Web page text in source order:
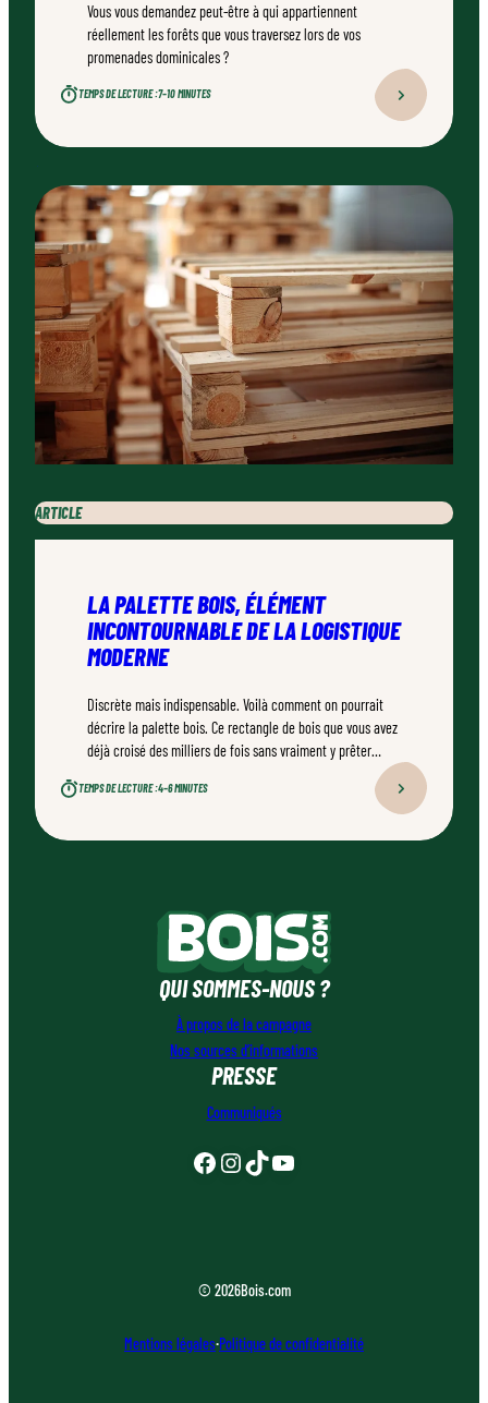
Vous vous demandez peut-être à qui appartiennent
réellement les forêts que vous traversez lors de vos
promenades dominicales ?
TEMPS DE LECTURE :7–10 MINUTES
ARTICLE
LA PALETTE BOIS, ÉLÉMENT
INCONTOURNABLE DE LA LOGISTIQUE
MODERNE
Discrète mais indispensable. Voilà comment on pourrait
décrire la palette bois. Ce rectangle de bois que vous avez
déjà croisé des milliers de fois sans vraiment y prêter
TEMPS DE LECTURE :4–6 MINUTES
QUI SOMMES-NOUS ?
À propos de la campagne
Nos sources d’informations
PRESSE
Communiqués
Facebook
Instagram
TikTokYouTube
© 2026Bois.com
Mentions légales·Politique de confidentialité